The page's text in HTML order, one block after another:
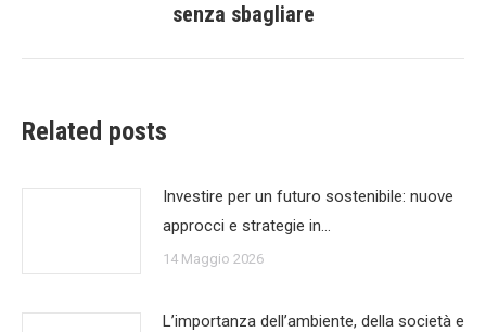
post:
senza sbagliare
Related posts
Investire per un futuro sostenibile: nuove
approcci e strategie in…
14 Maggio 2026
L’importanza dell’ambiente, della società e